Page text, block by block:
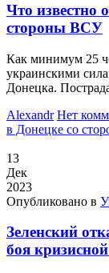
Что известно
стороны ВСУ
Как минимум 25
украинскими
Донецка.
Alexandr Нет
в Донецке со
13
Дек
2023
Опубликовано в
Зеленский
боя